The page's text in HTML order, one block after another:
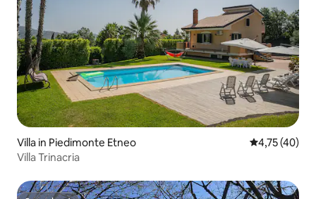
Villa in Piedimonte Etneo Gemiddelde
4,75 (40)
Villa Trinacria